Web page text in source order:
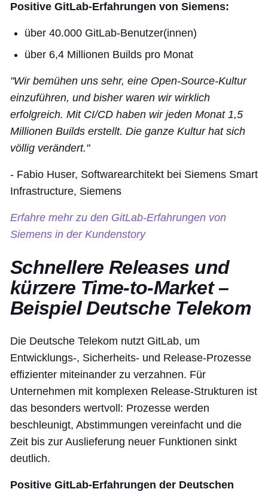
Positive GitLab-Erfahrungen von Siemens:
über 40.000 GitLab-Benutzer(innen)
über 6,4 Millionen Builds pro Monat
"Wir bemühen uns sehr, eine Open-Source-Kultur
einzuführen, und bisher waren wir wirklich
erfolgreich. Mit CI/CD haben wir jeden Monat 1,5
Millionen Builds erstellt. Die ganze Kultur hat sich
völlig verändert."
- Fabio Huser, Softwarearchitekt bei Siemens Smart
Infrastructure, Siemens
Erfahre mehr zu den GitLab-Erfahrungen von
Siemens in der Kundenstory
Schnellere Releases und
kürzere Time-to-Market –
Beispiel Deutsche Telekom
Die Deutsche Telekom nutzt GitLab, um
Entwicklungs-, Sicherheits- und Release-Prozesse
effizienter miteinander zu verzahnen. Für
Unternehmen mit komplexen Release-Strukturen ist
das besonders wertvoll: Prozesse werden
beschleunigt, Abstimmungen vereinfacht und die
Zeit bis zur Auslieferung neuer Funktionen sinkt
deutlich.
Positive GitLab-Erfahrungen der Deutschen